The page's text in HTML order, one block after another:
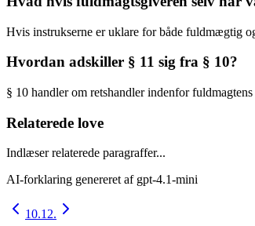
Hvis instrukserne er uklare for både fuldmægtig
Hvordan adskiller § 11 sig fra § 10?
§ 10 handler om retshandler indenfor
Relaterede love
Indlæser relaterede paragraffer...
AI-forklaring genereret af gpt-4.1-mini
10.12.